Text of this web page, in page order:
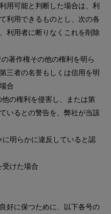
用可能と判断した場合は、利
利用できるものとし、次の各
利用者に断りなくこれを削除
著作権その他の権利を明ら
三者の名誉もしくは信用を明
合
の権利を侵害し、または第
いるとの警告を、弊社が当該
明らかに違反していると認
けた場合
好に保つために、以下各号の